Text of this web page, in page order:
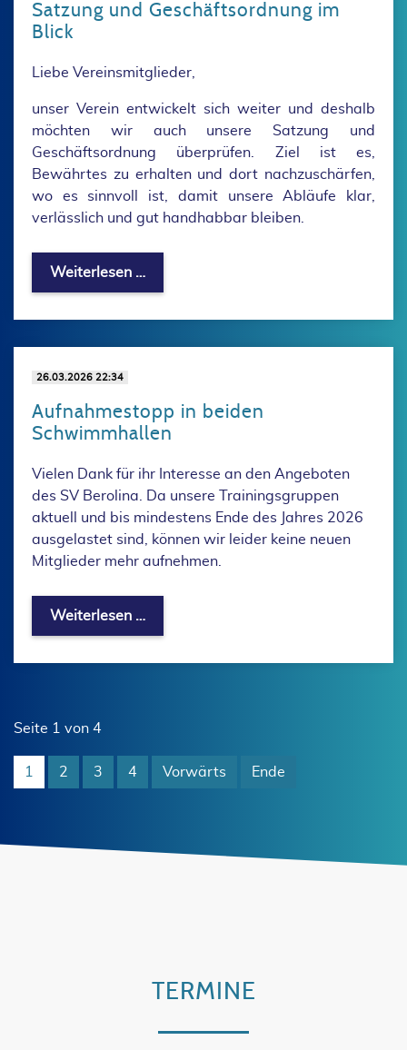
Satzung und Geschäftsordnung im
Blick
Liebe Vereinsmitglieder,
unser Verein entwickelt sich weiter und deshalb
möchten wir auch unsere Satzung und
Geschäftsordnung überprüfen. Ziel ist es,
Bewährtes zu erhalten und dort nachzuschärfen,
wo es sinnvoll ist, damit unsere Abläufe klar,
verlässlich und gut handhabbar bleiben.
Weiterlesen …
26.03.2026 22:34
Aufnahmestopp in beiden
Schwimmhallen
Vielen Dank für ihr Interesse an den Angeboten
des SV Berolina. Da unsere Trainingsgruppen
aktuell und bis mindestens Ende des Jahres 2026
ausgelastet sind, können wir leider keine neuen
Mitglieder mehr aufnehmen.
Weiterlesen …
Seite 1 von 4
1 2 3 4 Vorwärts Ende
TERMINE